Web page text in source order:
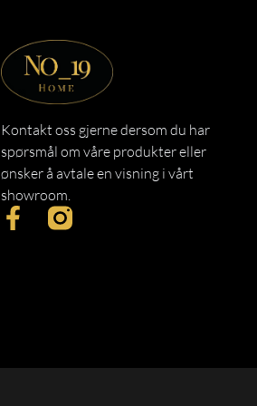
Kontakt oss gjerne dersom du har
spørsmål om våre produkter eller
ønsker å avtale en visning i vårt
showroom.